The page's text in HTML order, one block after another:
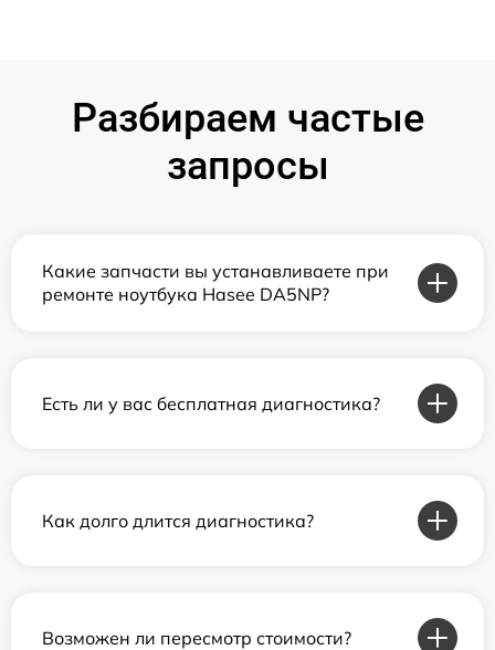
Разбираем частые
запросы
Какие запчасти вы устанавливаете при
ремонте ноутбука Hasee DA5NP?
Есть ли у вас бесплатная диагностика?
Как долго длится диагностика?
Возможен ли пересмотр стоимости?